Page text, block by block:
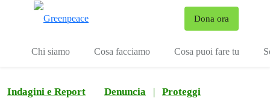
Dona ora
Chi siamo Cosa facciamo Cosa puoi fare tu
Indagini e Report Denuncia | Proteggi